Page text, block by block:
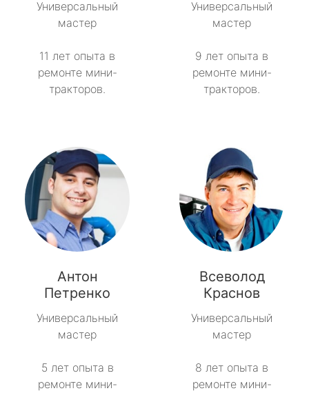
Универсальный
мастер
11 лет опыта в
ремонте мини-
тракторов.
Универсальный
мастер
9 лет опыта в
ремонте мини-
тракторов.
Антон
Петренко
Универсальный
мастер
5 лет опыта в
ремонте мини-
Всеволод
Краснов
Универсальный
мастер
8 лет опыта в
ремонте мини-